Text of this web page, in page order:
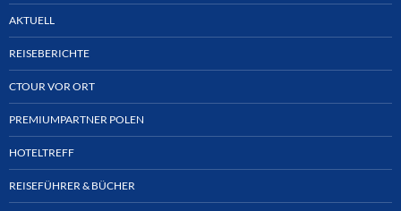
AKTUELL
REISEBERICHTE
CTOUR VOR ORT
PREMIUMPARTNER POLEN
HOTELTREFF
REISEFÜHRER & BÜCHER